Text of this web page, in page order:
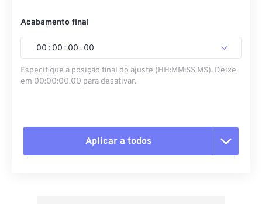
Acabamento final
00 : 00 : 00 . 00
Especifique a posição final do ajuste (HH:MM:SS.MS). Deixe
em 00:00:00.00 para desativar.
Aplicar a todos